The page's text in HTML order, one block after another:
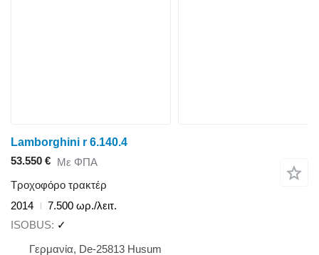
Lamborghini r 6.140.4
53.550 € Με ΦΠΑ
Τροχοφόρο τρακτέρ
2014
7.500 ωρ./λειτ.
ISOBUS ✓
Γερμανία, De-25813 Husum